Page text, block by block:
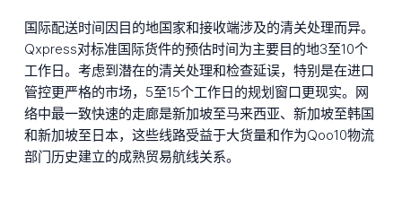
国际配送时间因目的地国家和接收端涉及的清关处理而异。
Qxpress对标准国际货件的预估时间为主要目的地3至10个
工作日。考虑到潜在的清关处理和检查延误，特别是在进口
管控更严格的市场，5至15个工作日的规划窗口更现实。网
络中最一致快速的走廊是新加坡至马来西亚、新加坡至韩国
和新加坡至日本，这些线路受益于大货量和作为Qoo10物流
部门历史建立的成熟贸易航线关系。